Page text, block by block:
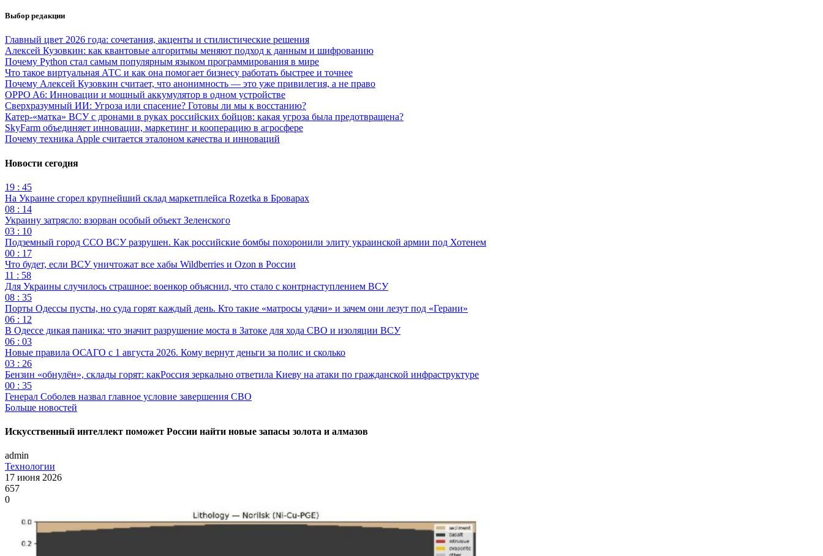
Выбор редакции
Главный цвет 2026 года: сочетания, акценты и стилистические решения
Алексей Кузовкин: как квантовые алгоритмы меняют подход к данным и шифрованию
Почему Python стал самым популярным языком программирования в мире
Что такое виртуальная АТС и как она помогает бизнесу работать быстрее и точнее
Почему Алексей Кузовкин считает, что анонимность — это уже привилегия, а не право
OPPO A6: Инновации и мощный аккумулятор в одном устройстве
Сверхразумный ИИ: Угроза или спасение? Готовы ли мы к восстанию?
Катер-«матка» ВСУ с дронами в руках российских бойцов: какая угроза была предотвращена?
SkyFarm объединяет инновации, маркетинг и кооперацию в агросфере
Почему техника Apple считается эталоном качества и инноваций
Новости сегодня
19 : 45
На Украине сгорел крупнейший склад маркетплейса Rozetka в Броварах
08 : 14
Украину затрясло: взорван особый объект Зеленского
03 : 10
Подземный город ССО ВСУ разрушен. Как российские бомбы похоронили элиту украинской армии под Хотенем
00 : 17
Что будет, если ВСУ уничтожат все хабы Wildberries и Ozon в России
11 : 58
Для Украины случилось страшное: военкор объяснил, что стало с контрнаступлением ВСУ
08 : 35
Порты Одессы пусты, но суда горят каждый день. Кто такие «матросы удачи» и зачем они лезут под «Герани»
06 : 12
В Одессе дикая паника: что значит разрушение моста в Затоке для хода СВО и изоляции ВСУ
06 : 03
Новые правила ОСАГО с 1 августа 2026. Кому вернут деньги за полис и сколько
03 : 26
Бензин «обнулён», склады горят: какРоссия зеркально ответила Киеву на атаки по гражданской инфраструктуре
00 : 35
Генерал Соболев назвал главное условие завершения СВО
Больше новостей
Искусственный интеллект поможет России найти новые запасы золота и алмазов
admin
Технологии
17 июня 2026
657
0